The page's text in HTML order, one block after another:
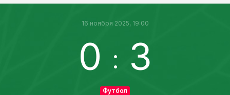
16 ноября 2025, 19:00
0 : 3
Футбол